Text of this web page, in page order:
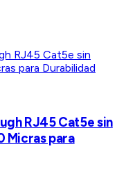
RJ45 Cat5e sin
Micras para